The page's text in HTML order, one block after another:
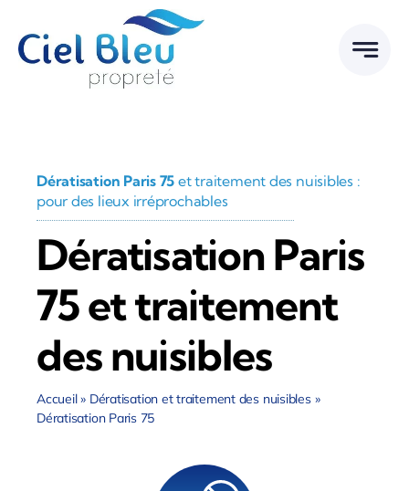
contenu
Dératisation Paris 75 et traitement des nuisibles :
pour des lieux irréprochables
Dératisation Paris
75 et traitement
des nuisibles
Accueil» Dératisation et traitement des nuisibles»
Dératisation Paris 75